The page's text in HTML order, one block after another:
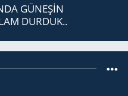
GÜNEŞİN
DURDUK..